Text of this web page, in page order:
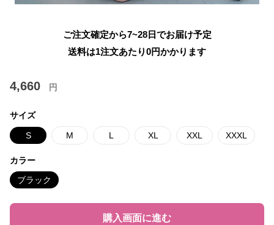
ご注文確定から7~28日でお届け予定
送料は1注文あたり0円かかります
4,660 円
サイズ
S M L XL XXL XXXL
カラー
ブラック
購入画面に進む